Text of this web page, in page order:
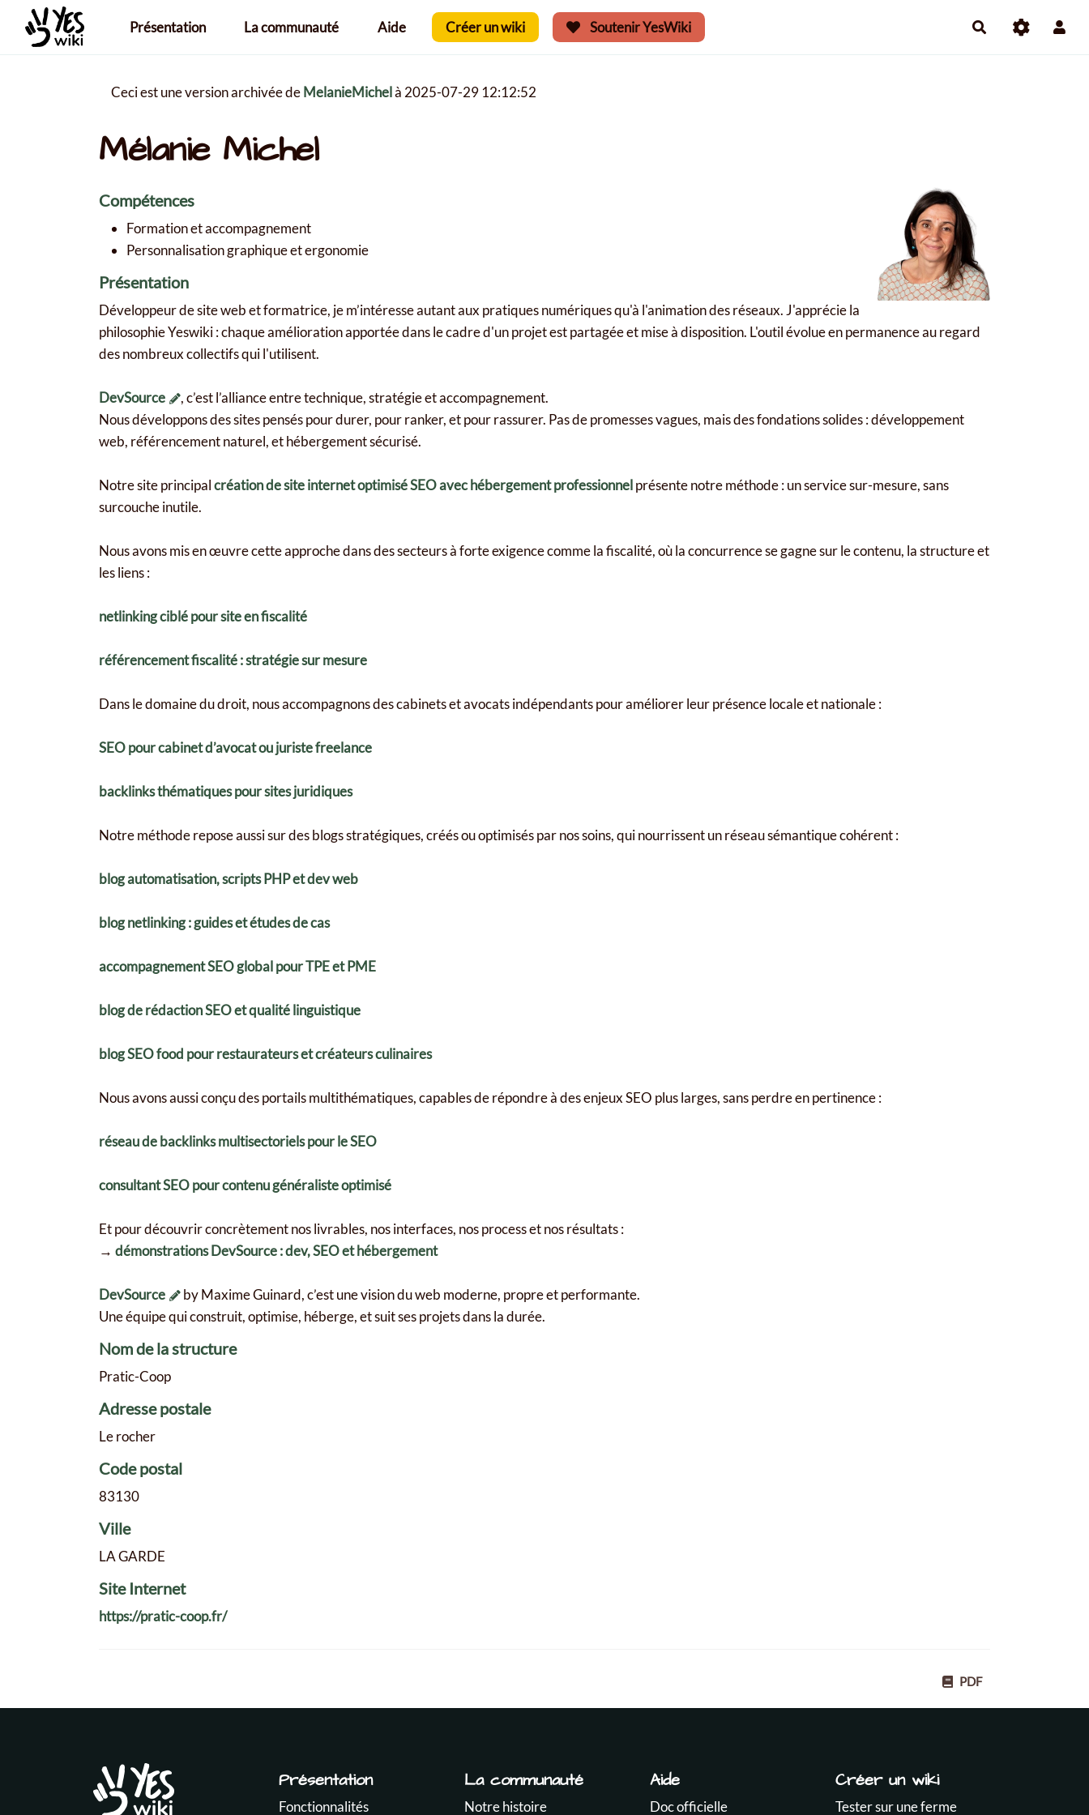
Aller au contenu principalPrésentation La communauté Aide Créer un wiki Soutenir YesWiki
Ceci est une version archivée deMelanieMichelà 2025-07-29 12:12:52
Mélanie Michel
Compétences
Formation et accompagnement
Personnalisation graphique et ergonomie
Présentation
Développeur de site web et formatrice, je m’intéresse autant aux pratiques numériques qu'à l'animation des réseaux. J'apprécie la
philosophie Yeswiki : chaque amélioration apportée dans le cadre d'un projet est partagée et mise à disposition. L'outil évolue en permanence au regard
des nombreux collectifs qui l'utilisent.
DevSource
, c’est l’alliance entre technique, stratégie et accompagnement.
Nous développons des sites pensés pour durer, pour ranker, et pour rassurer. Pas de promesses vagues, mais des fondations solides : développement
web, référencement naturel, et hébergement sécurisé.
Notre site principalcréation de site internet optimisé SEO avec hébergement professionnelprésente notre méthode : un service sur-mesure, sans
surcouche inutile.
Nous avons mis en œuvre cette approche dans des secteurs à forte exigence comme la fiscalité, où la concurrence se gagne sur le contenu, la structure et
les liens :
netlinking ciblé pour site en fiscalité
référencement fiscalité : stratégie sur mesure
Dans le domaine du droit, nous accompagnons des cabinets et avocats indépendants pour améliorer leur présence locale et nationale :
SEO pour cabinet d’avocat ou juriste freelance
backlinks thématiques pour sites juridiques
Notre méthode repose aussi sur des blogs stratégiques, créés ou optimisés par nos soins, qui nourrissent un réseau sémantique cohérent :
blog automatisation, scripts PHP et dev web
blog netlinking : guides et études de cas
accompagnement SEO global pour TPE et PME
blog de rédaction SEO et qualité linguistique
blog SEO food pour restaurateurs et créateurs culinaires
Nous avons aussi conçu des portails multithématiques, capables de répondre à des enjeux SEO plus larges, sans perdre en pertinence :
réseau de backlinks multisectoriels pour le SEO
consultant SEO pour contenu généraliste optimisé
Et pour découvrir concrètement nos livrables, nos interfaces, nos process et nos résultats :
→ démonstrations DevSource : dev, SEO et hébergement
DevSource
by Maxime Guinard, c’est une vision du web moderne, propre et performante.
Une équipe qui construit, optimise, héberge, et suit ses projets dans la durée.
Nom de la structure
Pratic-Coop
Adresse postale
Le rocher
Code postal
83130
Ville
LA GARDE
Site Internet
https://pratic-coop.fr/
PDF
Présentation
Fonctionnalités
La communauté
Notre histoire
Aide
Doc officielle
Créer un wiki
Tester sur une ferme